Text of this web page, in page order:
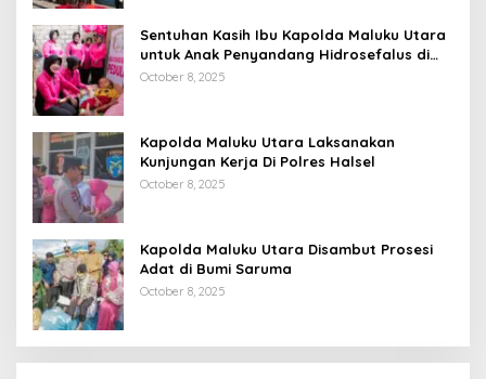
Sentuhan Kasih Ibu Kapolda Maluku Utara
untuk Anak Penyandang Hidrosefalus di
Desa Babang
October 8, 2025
Kapolda Maluku Utara Laksanakan
Kunjungan Kerja Di Polres Halsel
October 8, 2025
Kapolda Maluku Utara Disambut Prosesi
Adat di Bumi Saruma
October 8, 2025